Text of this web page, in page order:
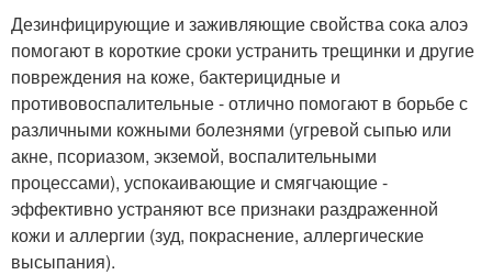
Дезинфицирующие и заживляющие свойства сока алоэ
помогают в короткие сроки устранить трещинки и другие
повреждения на коже, бактерицидные и
противовоспалительные - отлично помогают в борьбе с
различными кожными болезнями (угревой сыпью или
акне, псориазом, экземой, воспалительными
процессами), успокаивающие и смягчающие -
эффективно устраняют все признаки раздраженной
кожи и аллергии (зуд, покраснение, аллергические
высыпания).